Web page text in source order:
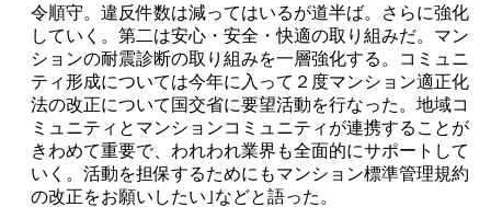
令順守。違反件数は減ってはいるが道半ば。さらに強化
していく。第二は安心・安全・快適の取り組みだ。マン
ションの耐震診断の取り組みを一層強化する。コミュニ
ティ形成については今年に入って２度マンション適正化
法の改正について国交省に要望活動を行なった。地域コ
ミュニティとマンションコミュニティが連携することが
きわめて重要で、われわれ業界も全面的にサポートして
いく。活動を担保するためにもマンション標準管理規約
の改正をお願いしたい｣などと語った。